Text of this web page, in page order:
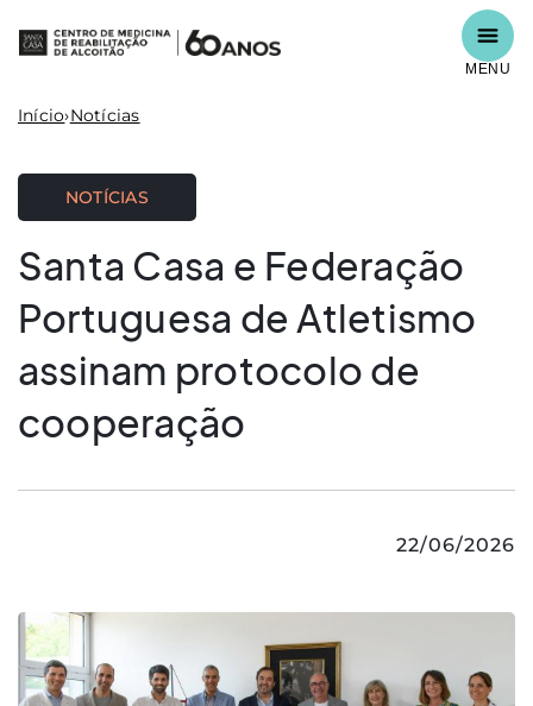
MENU
Início›Notícias
NOTÍCIAS
Santa Casa e Federação
Portuguesa de Atletismo
assinam protocolo de
cooperação
22/06/2026